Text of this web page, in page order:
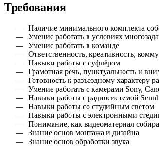
Требования
Наличие минимального комплекта
Умение работать в условиях
Умение работать в команде
Ответственность, креативность,
Навыки работы с суфлёром
Грамотная речь, пунктуальность и
Готовность к разъездному характеру
Умение работать с камерами Sony,
Навыки работы с радиосистемой
Навыки работы со студийным светом
Навыки работы с электронными
Понимание, как видеоматериал
Знание основ монтажа и дизайна
Знание основ обработки звука